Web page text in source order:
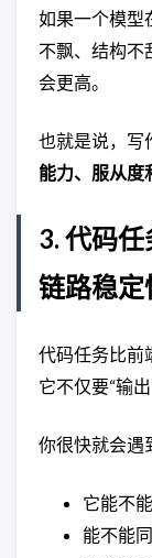
如果一个模型
不飘、结构不
会更高。
也就是说，写
能力、服从度
3. 代码
链路稳定
代码任务比前
它不仅要“输出
你很快就会遇
它能不
能不能